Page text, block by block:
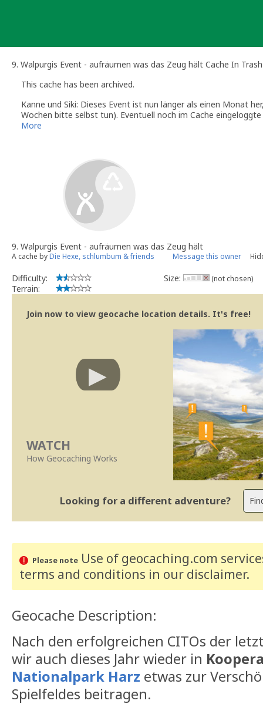
9. Walpurgis Event - aufräumen was das Zeug hält Cache In
This cache has been archived.
Kanne und Siki: Dieses Event ist nun länger als einen Monat
Wochen bitte selbst tun). Eventuell noch im Cache
Viele Grüße,
More
9. Walpurgis Event - aufräumen was das Zeug hält
A cache byDie Hexe, schlumbum & friends Message this owner
Difficulty:
Terrain:
Size: (not chosen)
Join now to view geocache location details. It's free!
WATCH
How Geocaching Works
Looking for a different adventure?
Please noteUse of geocaching.com
terms and conditions in our disclaimer.
Geocache Description:
Nach den erfolgreichen CITOs der
wir auch dieses Jahr wieder in
Nationalpark Harz etwas zur
Spielfeldes beitragen.